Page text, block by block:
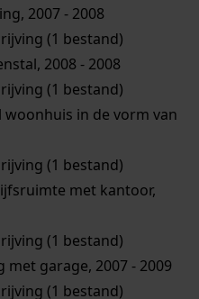
2007 - 2008
(1 bestand)
2008 - 2008
(1 bestand)
in de vorm van
(1 bestand)
met kantoor,
(1 bestand)
garage, 2007 - 2009
(1 bestand)